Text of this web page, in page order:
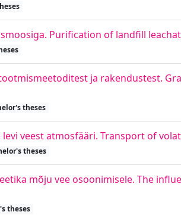
Purification of landfill
ja rakendustest.
theses
veest atmosfääri. Transport of
theses
mõju vee osoonimisele. The
theses